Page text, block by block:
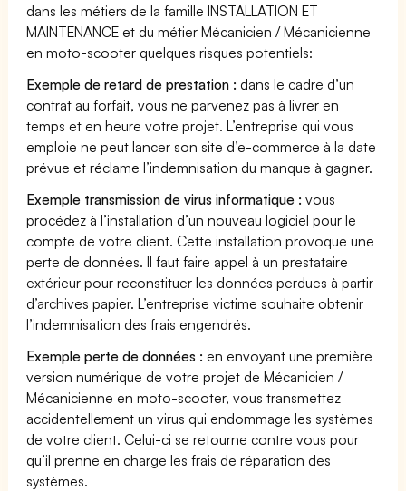
dans les métiers de la famille INSTALLATION ET
MAINTENANCE et du métier Mécanicien / Mécanicienne
en moto-scooter quelques risques potentiels:
Exemple de retard de prestation : dans le cadre d’un
contrat au forfait, vous ne parvenez pas à livrer en
temps et en heure votre projet. L’entreprise qui vous
emploie ne peut lancer son site d’e-commerce à la date
prévue et réclame l’indemnisation du manque à gagner.
Exemple transmission de virus informatique : vous
procédez à l’installation d’un nouveau logiciel pour le
compte de votre client. Cette installation provoque une
perte de données. Il faut faire appel à un prestataire
extérieur pour reconstituer les données perdues à partir
d’archives papier. L’entreprise victime souhaite obtenir
l’indemnisation des frais engendrés.
Exemple perte de données : en envoyant une première
version numérique de votre projet de Mécanicien /
Mécanicienne en moto-scooter, vous transmettez
accidentellement un virus qui endommage les systèmes
de votre client. Celui-ci se retourne contre vous pour
qu’il prenne en charge les frais de réparation des
systèmes.